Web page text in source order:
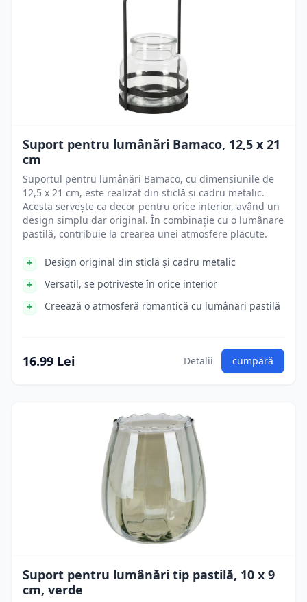
Suport pentru lumânări Bamaco, 12,5 x 21
cm
Suportul pentru lumânări Bamaco, cu dimensiunile de
12,5 x 21 cm, este realizat din sticlă și cadru metalic.
Acesta servește ca decor pentru orice interior, având un
design simplu dar original. În combinație cu o lumânare
pastilă, contribuie la crearea unei atmosfere plăcute.
Design original din sticlă și cadru metalic
Versatil, se potrivește în orice interior
Creează o atmosferă romantică cu lumânări pastilă
16.99 Lei Detalii cumpără
Suport pentru lumânări tip pastilă, 10 x 9
cm, verde